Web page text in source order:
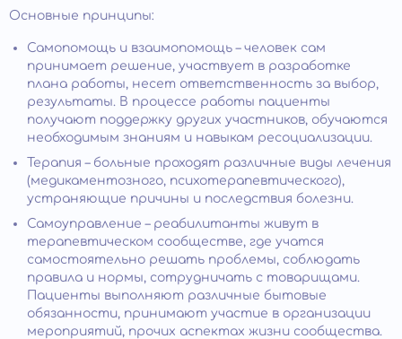
Основные принципы:
Самопомощь и взаимопомощь – человек сам
принимает решение, участвует в разработке
плана работы, несет ответственность за выбор,
результаты. В процессе работы пациенты
получают поддержку других участников, обучаются
необходимым знаниям и навыкам ресоциализации.
Терапия – больные проходят различные виды лечения
(медикаментозного, психотерапевтического),
устраняющие причины и последствия болезни.
Самоуправление – реабилитанты живут в
терапевтическом сообществе, где учатся
самостоятельно решать проблемы, соблюдать
правила и нормы, сотрудничать с товарищами.
Пациенты выполняют различные бытовые
обязанности, принимают участие в организации
мероприятий, прочих аспектах жизни сообщества.